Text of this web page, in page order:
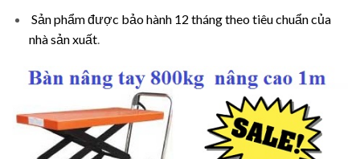
Sản phẩm được bảo hành 12 tháng theo tiêu chuẩn của
nhà sản xuất.